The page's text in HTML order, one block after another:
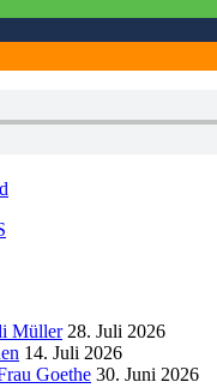
Müller 28. Juli 2026
14. Juli 2026
Goethe 30. Juni 2026